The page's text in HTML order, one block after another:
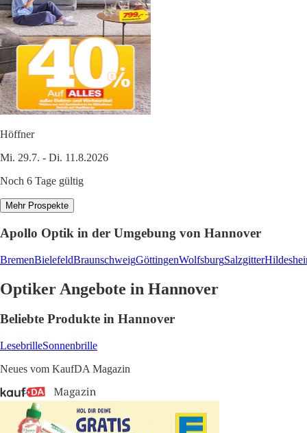
Höffner
Mi. 29.7. - Di. 11.8.2026
Noch 6 Tage gültig
Mehr Prospekte
Apollo Optik in der Umgebung von Hannover
BremenBielefeldBraunschweigGöttingenWolfsburgSalzgitter
Optiker Angebote in Hannover
Beliebte Produkte in Hannover
LesebrilleSonnenbrille
Neues vom KaufDA Magazin